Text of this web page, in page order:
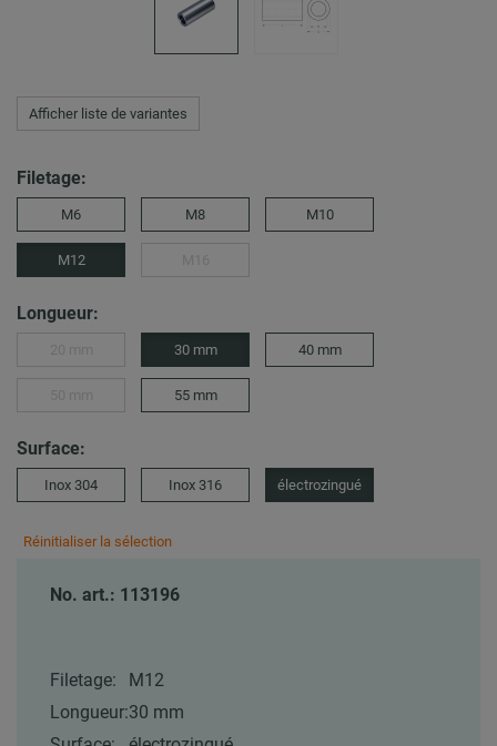
Afficher liste de variantes
Filetage:
M6 M8 M10
M12
Longueur:
30 mm 40 mm
55 mm
Surface:
Inox 304 Inox 316 électrozingué
Réinitialiser la sélection
No. art.: 113196
Filetage:
M12
Longueur:30 mm